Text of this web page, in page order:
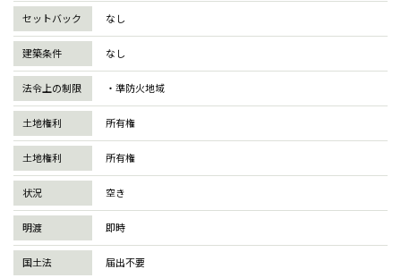
セットバック なし
建築条件 なし
法令上の制限 ・準防火地域
土地権利 所有権
土地権利 所有権
状況 空き
明渡 即時
国土法 届出不要